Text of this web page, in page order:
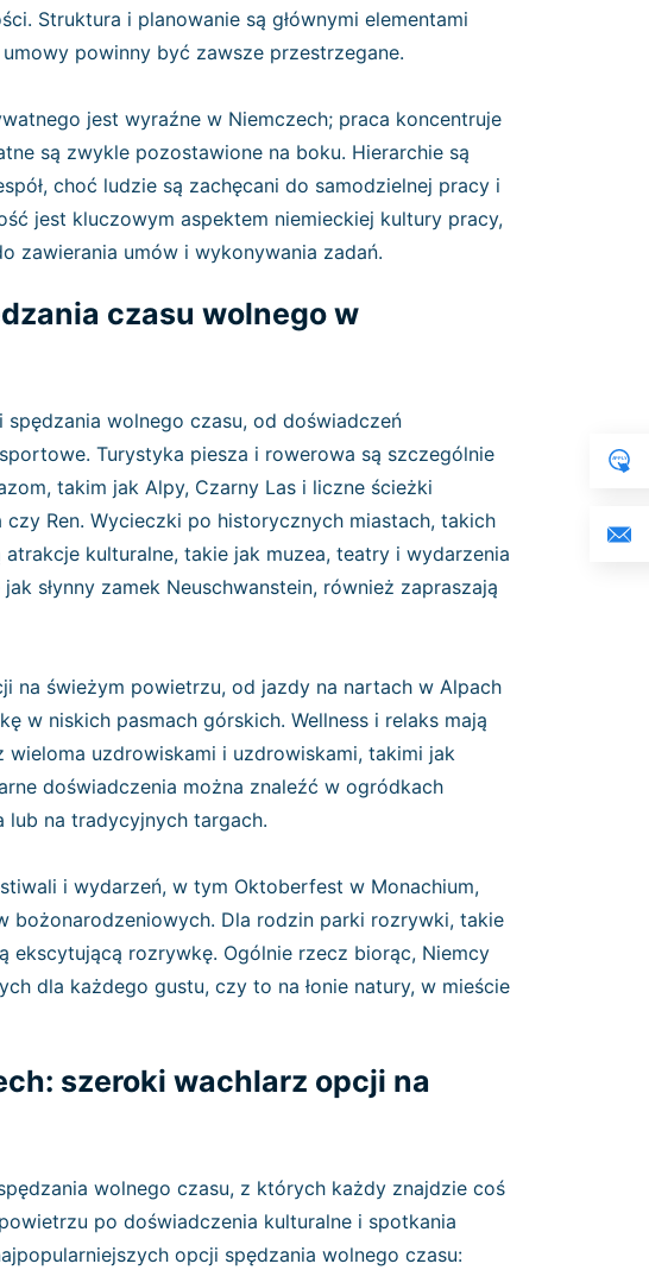
Struktura i planowanie są głównymi elementami
powinny być zawsze przestrzegane.
jest wyraźne w Niemczech; praca koncentruje
są zwykle pozostawione na boku. Hierarchie są
choć ludzie są zachęcani do samodzielnej pracy i
jest kluczowym aspektem niemieckiej kultury pracy,
zawierania umów i wykonywania zadań.
czasu wolnego w
wolnego czasu, od doświadczeń
Turystyka piesza i rowerowa są szczególnie
takim jak Alpy, Czarny Las i liczne ścieżki
Ren. Wycieczki po historycznych miastach, takich
kulturalne, takie jak muzea, teatry i wydarzenia
słynny zamek Neuschwanstein, również zapraszają
na świeżym powietrzu, od jazdy na nartach w Alpach
w niskich pasmach górskich. Wellness i relaks mają
wieloma uzdrowiskami i uzdrowiskami, takimi jak
doświadczenia można znaleźć w ogródkach
lub na tradycyjnych targach.
i wydarzeń, w tym Oktoberfest w Monachium,
bożonarodzeniowych. Dla rodzin parki rozrywki, takie
ekscytującą rozrywkę. Ogólnie rzecz biorąc, Niemcy
dla każdego gustu, czy to na łonie natury, w mieście
szeroki wachlarz opcji na
wolnego czasu, z których każdy znajdzie coś
po doświadczenia kulturalne i spotkania
opcji spędzania wolnego czasu: